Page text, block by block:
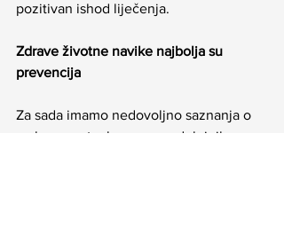
pozitivan ishod liječenja.
Zdrave životne navike najbolja su
prevencija
Za sada imamo nedovoljno saznanja o
razlogu nastanka neuroendokrinih